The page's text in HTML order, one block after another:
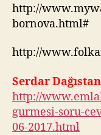
http://
bornova.html#
http://
Serdar
http://
gurmesi-soru-
06-2017.html